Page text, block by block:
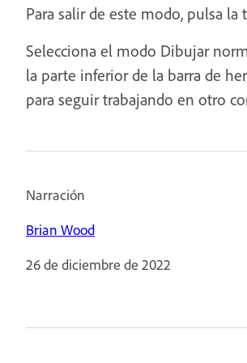
Para salir de este modo, pulsa la
Selecciona el modo Dibujar
la parte inferior de la barra de
para seguir trabajando en otro
Narración
Brian Wood
26 de diciembre de 2022